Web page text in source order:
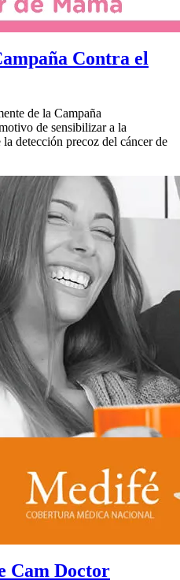
Contra el
de la Campaña
de sensibilizar a la
detección precoz del cáncer de
Cam Doctor